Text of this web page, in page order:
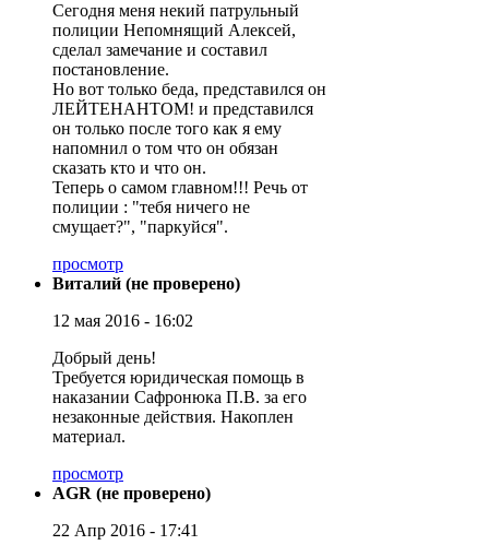
Сегодня меня некий патрульный
полиции Непомнящий Алексей,
сделал замечание и составил
постановление.
Но вот только беда, представился он
ЛЕЙТЕНАНТОМ! и представился
он только после того как я ему
напомнил о том что он обязан
сказать кто и что он.
Теперь о самом главном!!! Речь от
полиции : "тебя ничего не
смущает?", "паркуйся".
просмотр
Виталий (не проверено)
12 мая 2016 - 16:02
Добрый день!
Требуется юридическая помощь в
наказании Сафронюка П.В. за его
незаконные действия. Накоплен
материал.
просмотр
AGR (не проверено)
22 Апр 2016 - 17:41